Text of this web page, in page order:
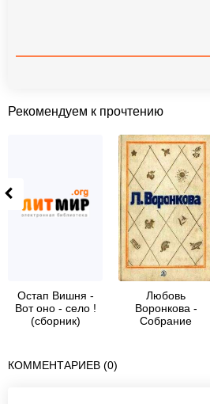
Рекомендуем к прочтению
Остап Вишня -
Вот оно - село !
(сборник)
Любовь
Воронкова -
Собрание
КОММЕНТАРИЕВ (0)